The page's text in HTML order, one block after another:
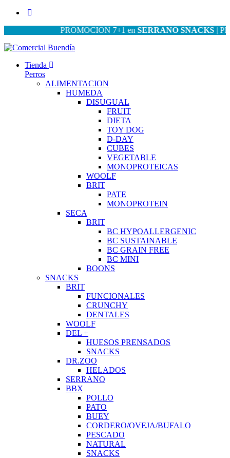
PROMOCION 7+1 en SERRANO SNACKS|
Tienda
Perros
ALIMENTACION
HUMEDA
DISUGUAL
FRUIT
DIETA
TOY DOG
D-DAY
CUBES
VEGETABLE
MONOPROTEICAS
WOOLF
BRIT
PATE
MONOPROTEIN
SECA
BRIT
BC HYPOALLERGENIC
BC SUSTAINABLE
BC GRAIN FREE
BC MINI
BOONS
SNACKS
BRIT
FUNCIONALES
CRUNCHY
DENTALES
WOOLF
DEL +
HUESOS PRENSADOS
SNACKS
DR.ZOO
HELADOS
SERRANO
BBX
POLLO
PATO
BUEY
CORDERO/OVEJA/BUFALO
PESCADO
NATURAL
SNACKS